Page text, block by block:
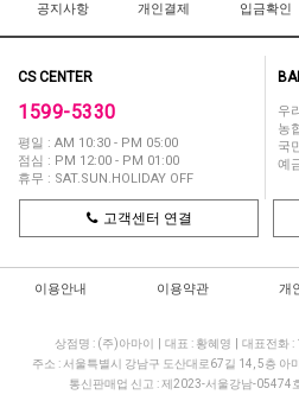
공지사항 개인결제 입금확인
CS CENTER
1599-5330
평일 : AM 10:30 - PM 05:00
점심 : PM 12:00 - PM 01:00
휴무 : SAT.SUN.HOLIDAY OFF
우
농
국
예
고객센터 연결
이용안내 이용약관 개
상점명 : (주)아마이 대표 : 황혜영 대표전화
주소 : 서울특별시 강남구 도산대로67길 14, 5층 아
통신판매업 신고 : 제2023-서울강남-05474